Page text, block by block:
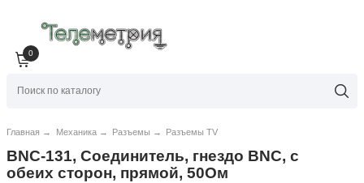
0
Главная → Механика → Разъемы → Разъемы TV
BNC-131, Соединитель, гнездо BNC, с
обеих сторон, прямой, 50Ом